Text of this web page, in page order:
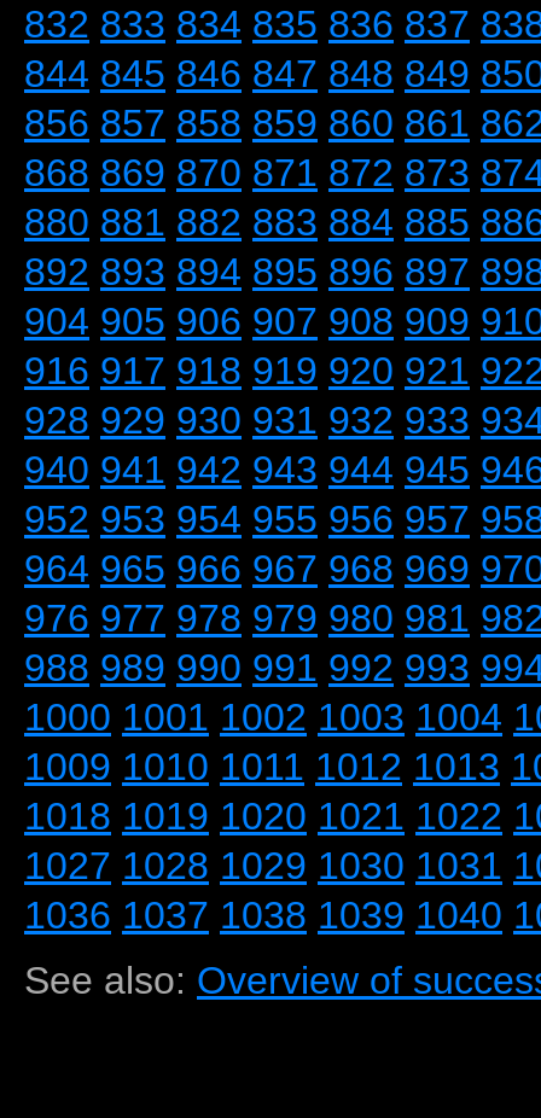
832 833 834 835 836 837
844 845 846 847 848 849
856 857 858 859 860 861
868 869 870 871 872 873
880 881 882 883 884 885
892 893 894 895 896 897
904 905 906 907 908 909
916 917 918 919 920 921
928 929 930 931 932 933
940 941 942 943 944 945
952 953 954 955 956 957
964 965 966 967 968 969
976 977 978 979 980 981
988 989 990 991 992 993
1000 1001 1002 1003 1004
1009 1010 1011 1012 1013
1018 1019 1020 1021 1022
1027 1028 1029 1030 1031
1036 1037 1038 1039 1040
See also: Overview of